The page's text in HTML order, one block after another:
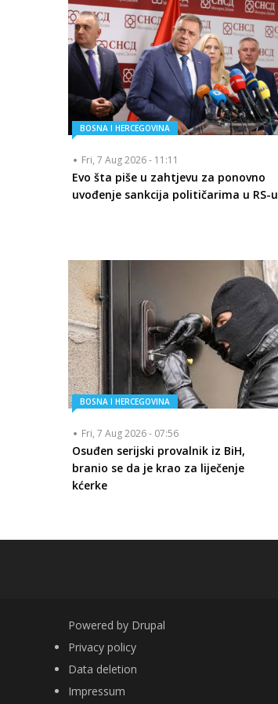
BOSNA I HERCEGOVINA
Fri, 7 Aug 2026 - 11:11
Evo šta piše u zahtjevu za ponovno
uvođenje sankcija političarima u RS-u
BOSNA I HERCEGOVINA
Fri, 7 Aug 2026 - 07:56
Osuđen serijski provalnik iz BiH,
branio se da je krao za liječenje
kćerke
Powered by Drupal
FOOTER
Privacy policy
Data deletion
Impressum